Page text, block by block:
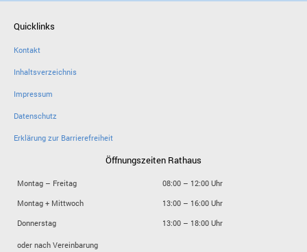
Quicklinks
Kontakt
Inhaltsverzeichnis
Impressum
Datenschutz
Erklärung zur Barrierefreiheit
Öffnungszeiten Rathaus
Montag – Freitag
08:00 – 12:00 Uhr
Montag + Mittwoch
13:00 – 16:00 Uhr
Donnerstag
13:00 – 18:00 Uhr
oder nach Vereinbarung